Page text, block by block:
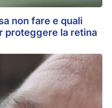
non fare e quali
proteggere la retina